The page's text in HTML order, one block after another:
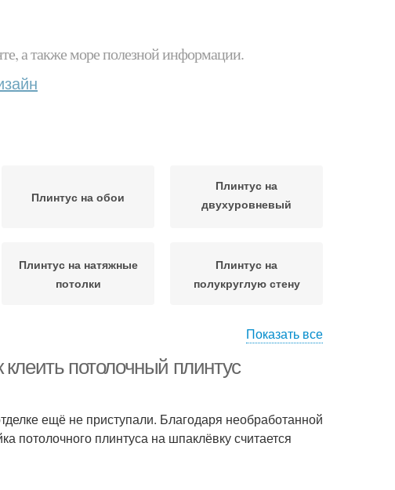
а также море полезной информации.
Плинтус на обои
Плинтус на
двухуровневый
Плинтус на натяжные
потолки
Плинтус на
полукруглую стену
Угол на потолочном
плинтусе
Плинтус без
специальных
Показать все
потолочный плинтус
ещё не приступали. Благодаря необработанной
потолочного плинтуса на шпаклёвку считается